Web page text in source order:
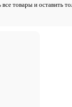
товары и оставить